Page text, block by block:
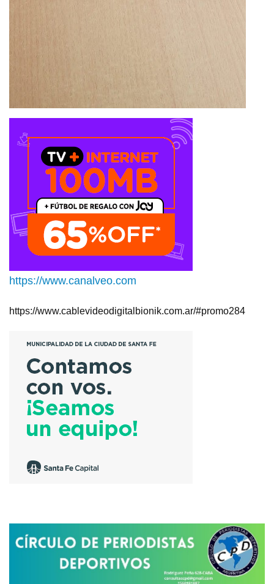
https://www.canalveo.com
https://www.cablevideodigitalbionik.com.ar/#promo284